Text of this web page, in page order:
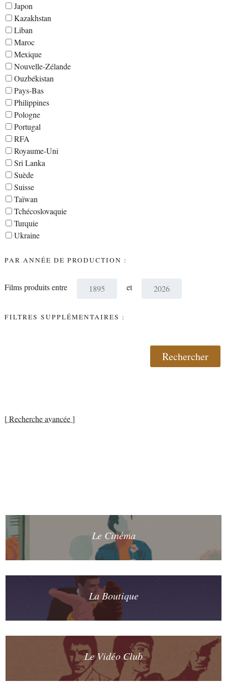
Japon
Kazakhstan
Liban
Maroc
Mexique
Nouvelle-Zélande
Ouzbékistan
Pays-Bas
Philippines
Pologne
Portugal
RFA
Royaume-Uni
Sri Lanka
Suède
Suisse
Taïwan
Tchécoslovaquie
Turquie
Ukraine
PAR ANNÉE DE PRODUCTION :
Films produits entre et
FILTRES SUPPLÉMENTAIRES :
[ Recherche avancée ]
Le Cinéma
La Boutique
Le Vidéo Club